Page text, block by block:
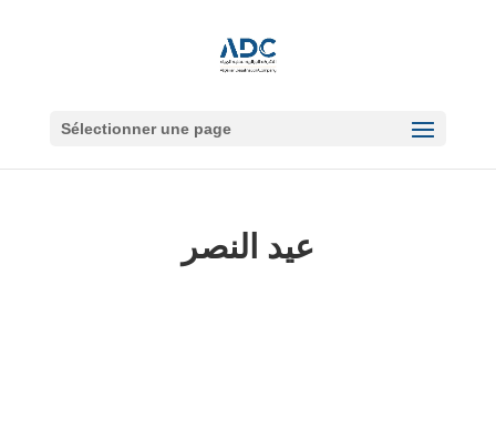
Sélectionner une page
عيد النصر